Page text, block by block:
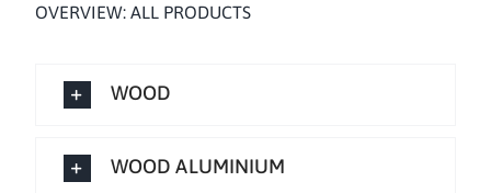
OVERVIEW: ALL PRODUCTS
WOOD
WOOD ALUMINIUM